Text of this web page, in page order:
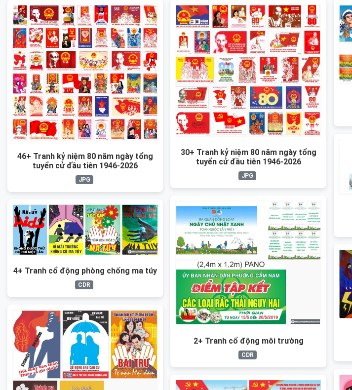
46+ Tranh kỷ niệm 80 năm ngày tổng
tuyển cử đầu tiên 1946-2026
JPG
30+ Tranh kỷ niệm 80 năm ngày tổng
tuyển cử đầu tiên 1946-2026
JPG
2+ Tranh cổ động môi trường
CDR
4+ Tranh cổ động phòng chống ma túy
CDR